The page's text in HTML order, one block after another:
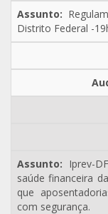
Distrito Federal -
Iprev-
saúde financeira
que
com segurança.